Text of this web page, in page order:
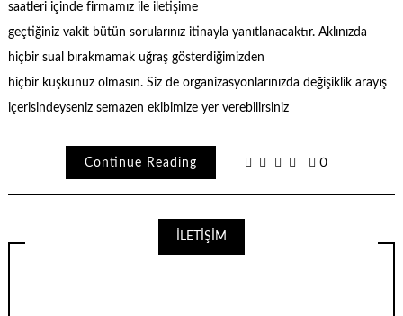
saatleri içinde firmamız ile iletişime
geçtiğiniz vakit bütün sorularınız itinayla yanıtlanacaktır. Aklınızda
hiçbir sual bırakmamak uğraş gösterdiğimizden
hiçbir kuşkunuz olmasın. Siz de organizasyonlarınızda değişiklik arayış
içerisindeyseniz semazen ekibimize yer verebilirsiniz
Continue Reading 0
İLETİŞİM